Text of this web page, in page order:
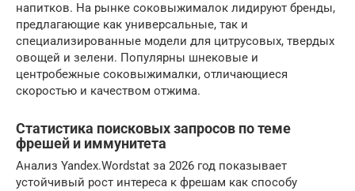
напитков. На рынке соковыжималок лидируют бренды,
предлагающие как универсальные, так и
специализированные модели для цитрусовых, твердых
овощей и зелени. Популярны шнековые и
центробежные соковыжималки, отличающиеся
скоростью и качеством отжима.
Статистика поисковых запросов по теме
фрешей и иммунитета
Анализ Yandex.Wordstat за 2026 год показывает
устойчивый рост интереса к фрешам как способу